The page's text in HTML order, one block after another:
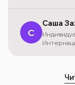
С
Саша